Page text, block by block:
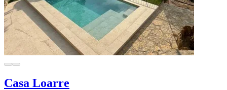
Casa Loarre